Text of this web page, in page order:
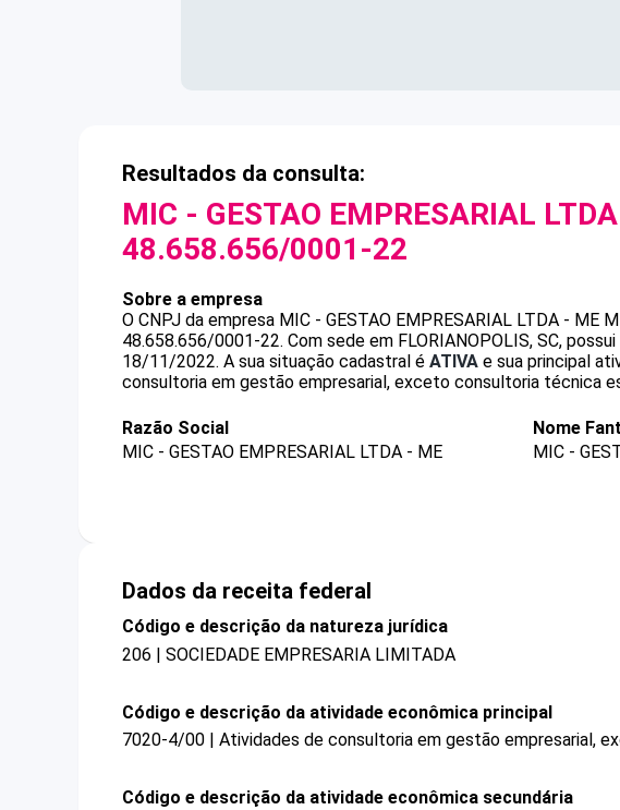
Resultados da consulta:
MIC - GESTAO EMPRESARIAL
48.658.656/0001-22
Sobre a empresa
O CNPJ da empresa MIC - GESTAO EMPRESARIAL LTDA - ME
48.658.656/0001-22. Com sede em FLORIANOPOLIS, SC,
18/11/2022. A sua situação cadastral é ATIVA e sua principal
consultoria em gestão empresarial, exceto consultoria técnica
Razão Social
MIC - GESTAO EMPRESARIAL LTDA - ME
Nome
MIC -
Dados da receita federal
Código e descrição da natureza jurídica
206 | SOCIEDADE EMPRESARIA LIMITADA
Código e descrição da atividade econômica principal
7020-4/00 | Atividades de consultoria em gestão empresarial,
Código e descrição da atividade econômica secundária